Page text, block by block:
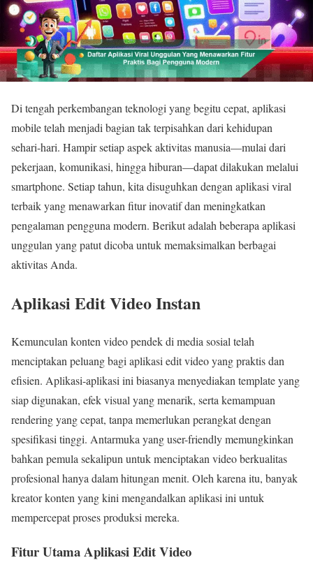
Di tengah perkembangan teknologi yang begitu cepat, aplikasi
mobile telah menjadi bagian tak terpisahkan dari kehidupan
sehari-hari. Hampir setiap aspek aktivitas manusia—mulai dari
pekerjaan, komunikasi, hingga hiburan—dapat dilakukan melalui
smartphone. Setiap tahun, kita disuguhkan dengan aplikasi viral
terbaik yang menawarkan fitur inovatif dan meningkatkan
pengalaman pengguna modern. Berikut adalah beberapa aplikasi
unggulan yang patut dicoba untuk memaksimalkan berbagai
aktivitas Anda.
Aplikasi Edit Video Instan
Kemunculan konten video pendek di media sosial telah
menciptakan peluang bagi aplikasi edit video yang praktis dan
efisien. Aplikasi-aplikasi ini biasanya menyediakan template yang
siap digunakan, efek visual yang menarik, serta kemampuan
rendering yang cepat, tanpa memerlukan perangkat dengan
spesifikasi tinggi. Antarmuka yang user-friendly memungkinkan
bahkan pemula sekalipun untuk menciptakan video berkualitas
profesional hanya dalam hitungan menit. Oleh karena itu, banyak
kreator konten yang kini mengandalkan aplikasi ini untuk
mempercepat proses produksi mereka.
Fitur Utama Aplikasi Edit Video